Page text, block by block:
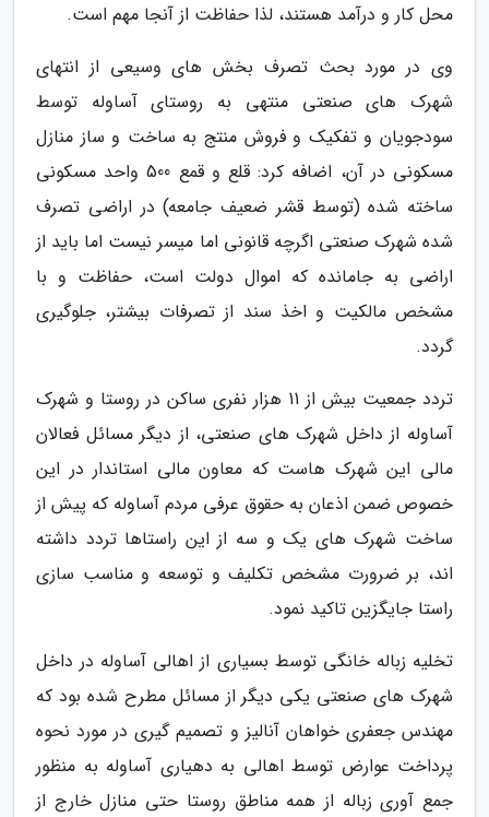
محل کار و درآمد هستند، لذا حفاظت از آنجا مهم است.
وی در مورد بحث تصرف بخش های وسیعی از انتهای
شهرک های صنعتی منتهی به روستای آساوله توسط
سودجویان و تفکیک و فروش منتج به ساخت و ساز منازل
مسکونی در آن، اضافه کرد: قلع و قمع 500 واحد مسکونی
ساخته شده (توسط قشر ضعیف جامعه) در اراضی تصرف
شده شهرک صنعتی اگرچه قانونی اما میسر نیست اما باید از
اراضی به جامانده که اموال دولت است، حفاظت و با
مشخص مالکیت و اخذ سند از تصرفات بیشتر، جلوگیری
گردد.
تردد جمعیت بیش از 11 هزار نفری ساکن در روستا و شهرک
آساوله از داخل شهرک های صنعتی، از دیگر مسائل فعالان
مالی این شهرک هاست که معاون مالی استاندار در این
خصوص ضمن اذعان به حقوق عرفی مردم آساوله که پیش از
ساخت شهرک های یک و سه از این راستاها تردد داشته
اند، بر ضرورت مشخص تکلیف و توسعه و مناسب سازی
راستا جایگزین تاکید نمود.
تخلیه زباله خانگی توسط بسیاری از اهالی آساوله در داخل
شهرک های صنعتی یکی دیگر از مسائل مطرح شده بود که
مهندس جعفری خواهان آنالیز و تصمیم گیری در مورد نحوه
پرداخت عوارض توسط اهالی به دهیاری آساوله به منظور
جمع آوری زباله از همه مناطق روستا حتی منازل خارج از